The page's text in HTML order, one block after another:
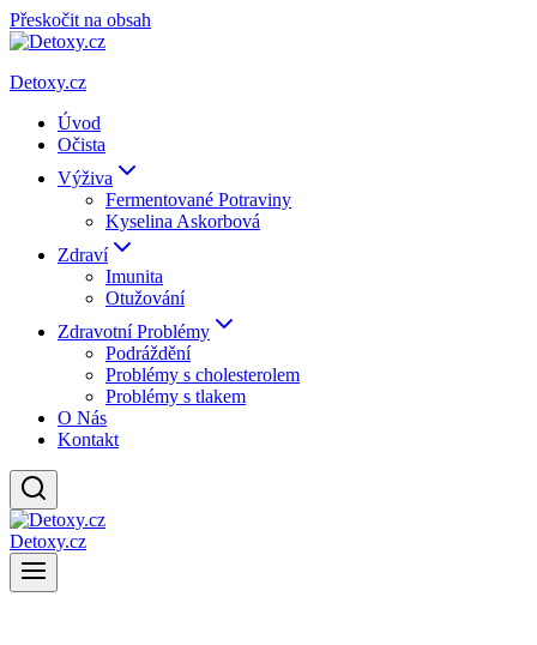
Přeskočit na obsah
Detoxy.cz
Úvod
Očista
Výživa
Fermentované Potraviny
Kyselina Askorbová
Zdraví
Imunita
Otužování
Zdravotní Problémy
Podráždění
Problémy s cholesterolem
Problémy s tlakem
O Nás
Kontakt
Detoxy.cz